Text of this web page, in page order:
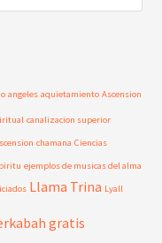
angeles aquietamiento Ascension
canalizacion superior
chamana Ciencias
ejemplos de musicas del alma
Llama Trina Lyall
gratis